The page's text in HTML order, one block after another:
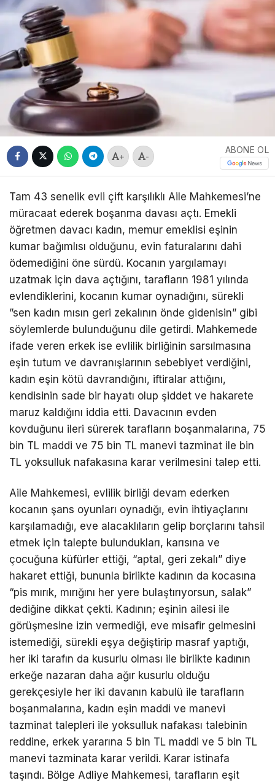
+ -
ABONE OL
Tam 43 senelik evli çift karşılıklı Aile Mahkemesi’ne
müracaat ederek boşanma davası açtı. Emekli
öğretmen davacı kadın, memur emeklisi eşinin
kumar bağımlısı olduğunu, evin faturalarını dahi
ödemediğini öne sürdü. Kocanın yargılamayı
uzatmak için dava açtığını, tarafların 1981 yılında
evlendiklerini, kocanın kumar oynadığını, sürekli
”sen kadın mısın geri zekalının önde gidenisin” gibi
söylemlerde bulunduğunu dile getirdi. Mahkemede
ifade veren erkek ise evlilik birliğinin sarsılmasına
eşin tutum ve davranışlarının sebebiyet verdiğini,
kadın eşin kötü davrandığını, iftiralar attığını,
kendisinin sade bir hayatı olup şiddet ve hakarete
maruz kaldığını iddia etti. Davacının evden
kovduğunu ileri sürerek tarafların boşanmalarına, 75
bin TL maddi ve 75 bin TL manevi tazminat ile bin
TL yoksulluk nafakasına karar verilmesini talep etti.
Aile Mahkemesi, evlilik birliği devam ederken
kocanın şans oyunları oynadığı, evin ihtiyaçlarını
karşılamadığı, eve alacaklıların gelip borçlarını tahsil
etmek için talepte bulundukları, karısına ve
çocuğuna küfürler ettiği, “aptal, geri zekalı” diye
hakaret ettiği, bununla birlikte kadının da kocasına
“pis mırık, mırığını her yere bulaştırıyorsun, salak”
dediğine dikkat çekti. Kadının; eşinin ailesi ile
görüşmesine izin vermediği, eve misafir gelmesini
istemediği, sürekli eşya değiştirip masraf yaptığı,
her iki tarafın da kusurlu olması ile birlikte kadının
erkeğe nazaran daha ağır kusurlu olduğu
gerekçesiyle her iki davanın kabulü ile tarafların
boşanmalarına, kadın eşin maddi ve manevi
tazminat talepleri ile yoksulluk nafakası talebinin
reddine, erkek yararına 5 bin TL maddi ve 5 bin TL
manevi tazminata karar verildi. Karar istinafa
taşındı. Bölge Adliye Mahkemesi, tarafların eşit